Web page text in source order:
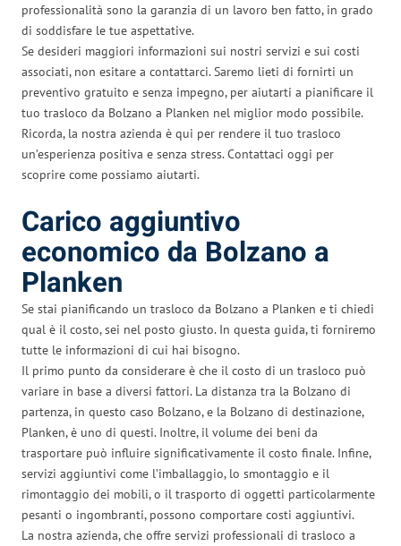
professionalità sono la garanzia di un lavoro ben fatto, in grado
di soddisfare le tue aspettative.
Se desideri maggiori informazioni sui nostri servizi e sui costi
associati, non esitare a contattarci. Saremo lieti di fornirti un
preventivo gratuito e senza impegno, per aiutarti a pianificare il
tuo trasloco da Bolzano a Planken nel miglior modo possibile.
Ricorda, la nostra azienda è qui per rendere il tuo trasloco
un’esperienza positiva e senza stress. Contattaci oggi per
scoprire come possiamo aiutarti.
Carico aggiuntivo
economico da Bolzano a
Planken
Se stai pianificando un trasloco da Bolzano a Planken e ti chiedi
qual è il costo, sei nel posto giusto. In questa guida, ti forniremo
tutte le informazioni di cui hai bisogno.
Il primo punto da considerare è che il costo di un trasloco può
variare in base a diversi fattori. La distanza tra la Bolzano di
partenza, in questo caso Bolzano, e la Bolzano di destinazione,
Planken, è uno di questi. Inoltre, il volume dei beni da
trasportare può influire significativamente il costo finale. Infine,
servizi aggiuntivi come l’imballaggio, lo smontaggio e il
rimontaggio dei mobili, o il trasporto di oggetti particolarmente
pesanti o ingombranti, possono comportare costi aggiuntivi.
La nostra azienda, che offre servizi professionali di trasloco a